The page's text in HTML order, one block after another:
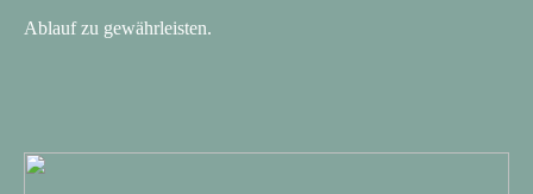
Ablauf zu gewährleisten.